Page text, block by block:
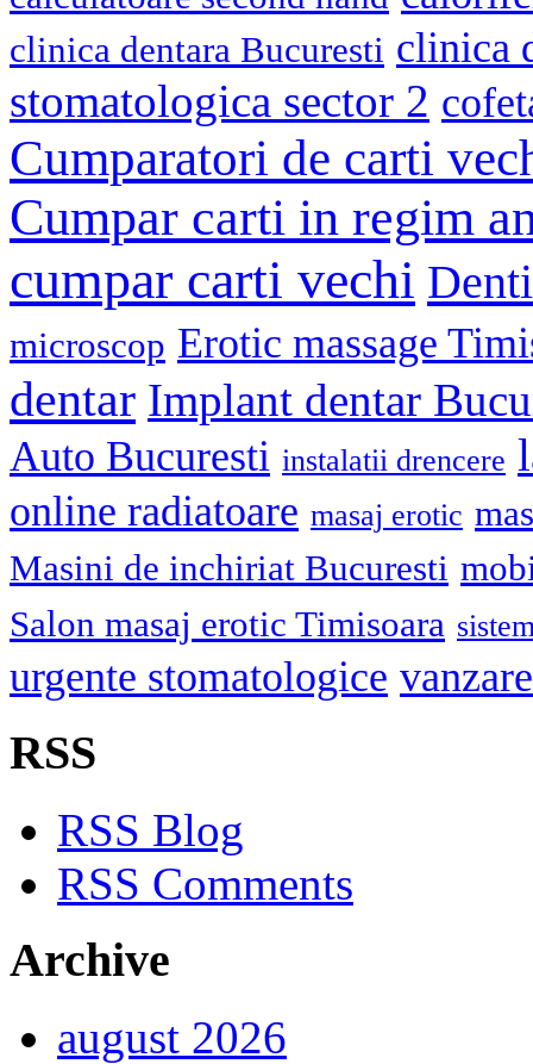
clinica dentara Bucuresti clinica
stomatologica sector 2
Cumparatori de carti
Cumpar carti in regim
cumpar carti vechi
microscop Erotic massage
dentar Implant dentar
Auto Bucuresti instalatii drencere
online radiatoare masaj erotic
Masini de inchiriat Bucuresti
Salon masaj erotic Timisoara
urgente stomatologice
RSS
RSS Blog
RSS Comments
Archive
august 2026